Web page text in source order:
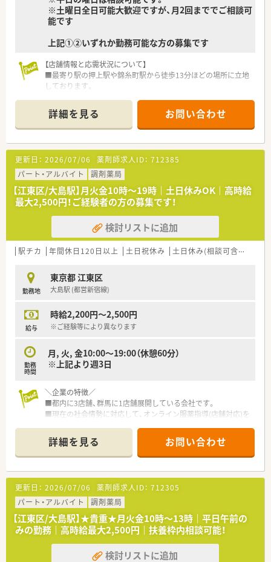
※土曜日全日可能大歓迎ですが、月2回まででご相談可
能です
上記①②いずれか勤務可能な方の募集です
【店舗情報と応需状況について】
■最寄り駅の押上駅や錦糸町駅から徒歩13分ほどの場所に立地
しております。
件の在宅業務にも対応しております。
【募集背景と求める人物像について】
■今回は欠員補充による急募案件となっており、土曜日のみ、も
しくは平日2日と土曜日に勤務できる方を求めております。
■ご経験の浅い方やブランクのある方でも問題なく、患者様に寄
り添いながら丁寧な対応を心がけていただける方を歓迎しま
す。
■ダブルワークをご希望の方や、扶養の範囲内で無理なくお仕事
を続けていきたいとお考えの方にも大変おすすめの求人です。
【法人特徴について】
■東京都江東区にて地域密着型の調剤薬局を1店舗展開してお
り、患者様に寄り添った温かい医療サービスの提供を行っていま
■社長が薬剤師で奥様が事務兼栄養士の資格をお持ちで、和やか
な雰囲気で店舗を運営しています。
■門前クリニックの医師とも非常に良好な協力関係を築いてお
【こんな方にオススメ】
勤務をご希望の方にとって非常にマッチしやすい勤務条件で
す。
■ブランクがあり復職に不安を感じている方でも、優しいスタッ
ます。
詳細を見る お問い合わせ
更新日： 2026/07/06 薬剤師求人ID： 712385
パート・アルバイト
調剤薬局
【江東区/大島駅】月火金10時～19時｜土日休みOK｜高時給
最大2,500円！ご経験者の方の募集です！
検討リストに追加
駅チカ 年間休日120日以上 土日祝休み 土日休み(相談可含む)
勤務地
東京都 江東区
大島駅 (都営新宿線)
給与
時給2,200円～2,500円
※ご経験等により異なります
勤務
時間
月, 火, 金10:00～19:00（休憩60分）
※上記より週3日
＼企業の特徴／
■都内に3店舗、群馬に1店舗展開している会社です。
■現在の社会情勢に対応して、オンライン服薬指導(店舗対応)を
■お薬のネット販売も行っており、様々なニーズに対応できるよ
うな体制を整えております。
■新規出店も今後予定しており、在宅専門店、外来メインの店舗
など、各店舗の地域のニーズに沿って店舗展開を行っておりま
す。
■社長は薬剤師で、現場にでて患者様のご自宅や施設へお薬を届
けるなど、スタッフと同じ目線で勤務されています。
■零売の対応も行っており、患者様の状態に合わせた服薬指導な
どを行う環境があります。
詳細を見る お問い合わせ
更新日： 2026/07/06 薬剤師求人ID： 712305
パート・アルバイト
調剤薬局
【江東区/大島駅】★貴重★月火金10時～13時｜平日午前の
みの勤務｜高時給最大2,500円｜扶養枠内相談可能！
検討リストに追加